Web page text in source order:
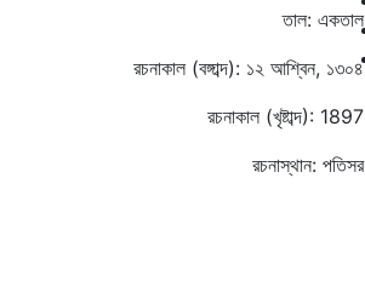
তাল: একতাল
রচনাকাল (বঙ্গাব্দ): ১২ আশ্বিন, ১৩০৪
রচনাকাল (খৃষ্টাব্দ): 1897
রচনাস্থান: পতিসর